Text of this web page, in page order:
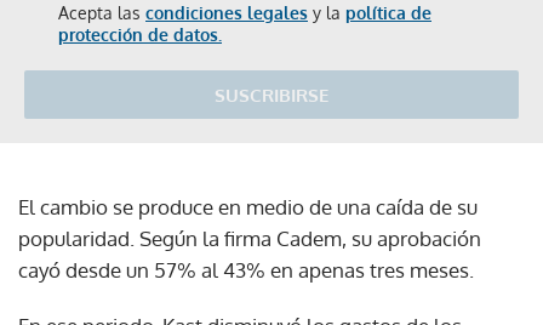
Acepta las condiciones legales y la política de
protección de datos.
SUSCRIBIRSE
El cambio se produce en medio de una caída de su
popularidad. Según la firma Cadem, su aprobación
cayó desde un 57% al 43% en apenas tres meses.